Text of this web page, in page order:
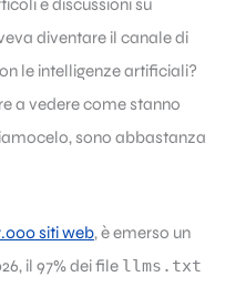
e discussioni su
diventare il canale di
le intelligenze artificiali?
a vedere come stanno
sono abbastanza
siti web, è emerso un
il 97% dei file llms.txt